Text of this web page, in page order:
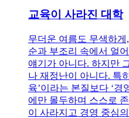
교육이 사라진 대학
무더운 여름도 무색하
순과 부조리 속에서 얼
얘기가 아니다. 하지만
나 재정난이 아니다. 특
육’이라는 본질보다 ‘경
에만 몰두하며 스스로
이 사라지고 경영 중심